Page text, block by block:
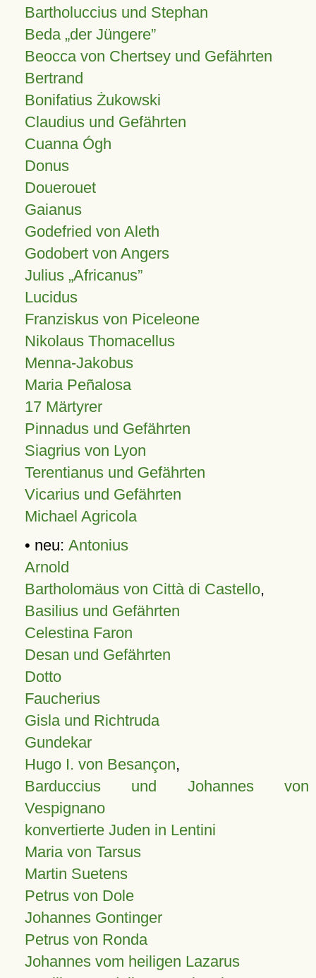
Bartholuccius und Stephan
Beda „der Jüngere”
Beocca von Chertsey und Gefährten
Bertrand
Bonifatius Żukowski
Claudius und Gefährten
Cuanna Ógh
Donus
Douerouet
Gaianus
Godefried von Aleth
Godobert von Angers
Julius Africanus
Lucidus
Franziskus von Piceleone
Nikolaus Thomacellus
Menna-Jakobus
Maria Peñalosa
17 Märtyrer
Pinnadus und Gefährten
Siagrius von Lyon
Terentianus und Gefährten
Vicarius und Gefährten
Michael Agricola
• neu: Antonius
Arnold
Bartholomäus von Città di Castello,
Basilius und Gefährten
Celestina Faron
Desan und Gefährten
Dotto
Faucherius
Gisla und Richtruda
Gundekar
Hugo I. von Besançon,
Barduccius und Johannes von
Vespignano
konvertierte Juden in Lentini
Maria von Tarsus
Martin Suetens
Petrus von Dole
Johannes Gontinger
Petrus von Ronda
Johannes vom heiligen Lazarus